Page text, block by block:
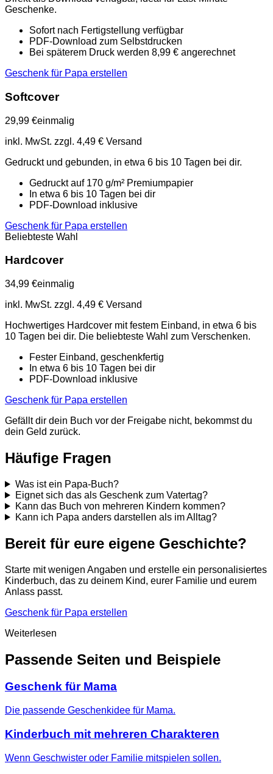
Geschenke.
Sofort nach Fertigstellung verfügbar
PDF-Download zum Selbstdrucken
Bei späterem Druck werden 8,99 € angerechnet
Geschenk für Papa erstellen
Softcover
29,99 €einmalig
inkl. MwSt. zzgl. 4,49 € Versand
Gedruckt und gebunden, in etwa 6 bis 10 Tagen bei dir.
Gedruckt auf 170 g/m² Premiumpapier
In etwa 6 bis 10 Tagen bei dir
PDF-Download inklusive
Geschenk für Papa erstellen
Beliebteste Wahl
Hardcover
34,99 €einmalig
inkl. MwSt. zzgl. 4,49 € Versand
Hochwertiges Hardcover mit festem Einband, in etwa 6 bis
10 Tagen bei dir. Die beliebteste Wahl zum Verschenken.
Fester Einband, geschenkfertig
In etwa 6 bis 10 Tagen bei dir
PDF-Download inklusive
Geschenk für Papa erstellen
Gefällt dir dein Buch vor der Freigabe nicht, bekommst du
dein Geld zurück.
Häufige Fragen
Was ist ein Papa-Buch?
Eignet sich das als Geschenk zum Vatertag?
Kann das Buch von mehreren Kindern kommen?
Kann ich Papa anders darstellen als im Alltag?
Bereit für eure eigene Geschichte?
Starte mit wenigen Angaben und erstelle ein personalisiertes
Kinderbuch, das zu deinem Kind, eurer Familie und eurem
Anlass passt.
Geschenk für Papa erstellen
Weiterlesen
Passende Seiten und Beispiele
Geschenk für Mama
Die passende Geschenkidee für Mama.
Kinderbuch mit mehreren Charakteren
Wenn Geschwister oder Familie mitspielen sollen.